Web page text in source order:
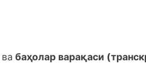
ва баҳолар варақаси